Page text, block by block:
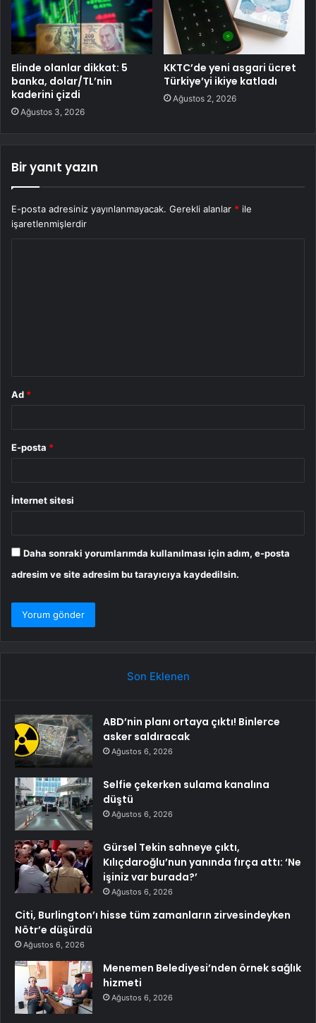
Elinde olanlar dikkat: 5
banka, dolar/TL’nin
kaderini çizdi
Ağustos 3, 2026
KKTC’de yeni asgari ücret
Türkiye’yi ikiye katladı
Ağustos 2, 2026
Bir yanıt yazın
E-posta adresiniz yayınlanmayacak. Gerekli alanlar * ile
işaretlenmişlerdir
Ad *
E-posta *
İnternet sitesi
Daha sonraki yorumlarımda kullanılması için adım, e-posta
adresim ve site adresim bu tarayıcıya kaydedilsin.
Son Eklenen
ABD’nin planı ortaya çıktı! Binlerce
asker saldıracak
Ağustos 6, 2026
Selfie çekerken sulama kanalına
düştü
Ağustos 6, 2026
Gürsel Tekin sahneye çıktı,
Kılıçdaroğlu’nun yanında fırça attı: ‘Ne
işiniz var burada?’
Ağustos 6, 2026
Citi, Burlington’ı hisse tüm zamanların zirvesindeyken
Nötr’e düşürdü
Ağustos 6, 2026
Menemen Belediyesi’nden örnek sağlık
hizmeti
Ağustos 6, 2026